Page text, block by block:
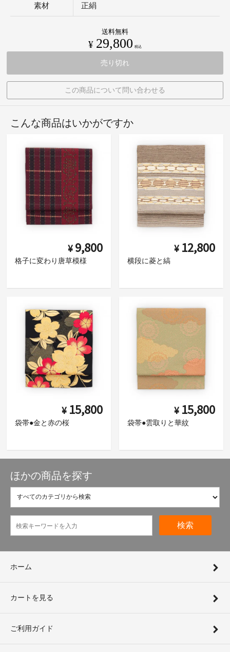
素材 正絹
送料無料
¥ 29,800 税込
売り切れ
この商品について問い合わせる
こんな商品はいかがですか
¥ 9,800
格子に変わり唐草模様
¥ 12,800
横段に菱と縞
¥ 15,800
袋帯●金と赤の桜
¥ 15,800
袋帯●雲取りと華紋
ほかの商品を探す
検索
ホーム
カートを見る
ご利用ガイド